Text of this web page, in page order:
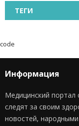
ТЕГИ
code
Информация
Медицинский портал
следят за своим
новостей,